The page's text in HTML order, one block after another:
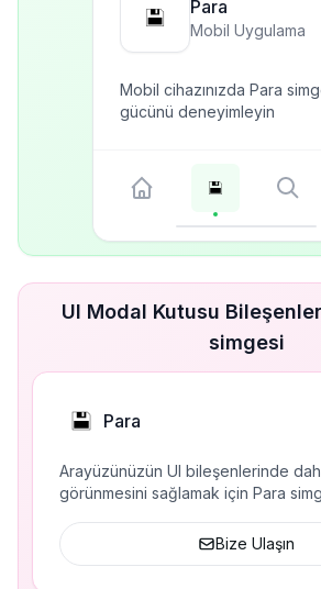
Para
Mobil Uygulama
Mobil cihazınızda Para
gücünü deneyimleyin
UI Modal Kutusu
simgesi
Para
Arayüzünüzün UI bileşenlerinde
görünmesini sağlamak için Para
Bize Ulaşın